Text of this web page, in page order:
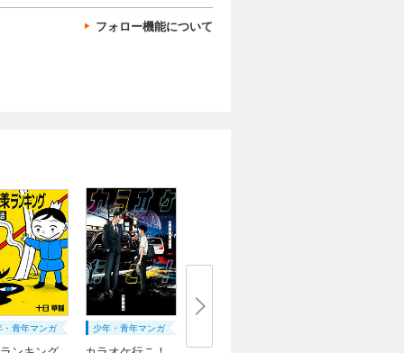
フォロー機能について
・青年マンガ 少年・青年マンガ